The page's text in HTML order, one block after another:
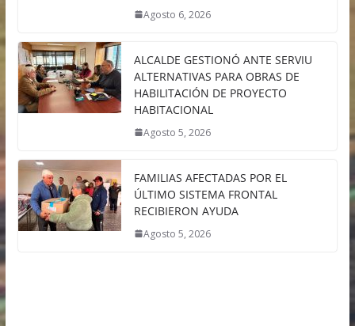
Agosto 6, 2026
ALCALDE GESTIONÓ ANTE SERVIU
ALTERNATIVAS PARA OBRAS DE
HABILITACIÓN DE PROYECTO
HABITACIONAL
Agosto 5, 2026
FAMILIAS AFECTADAS POR EL
ÚLTIMO SISTEMA FRONTAL
RECIBIERON AYUDA
Agosto 5, 2026